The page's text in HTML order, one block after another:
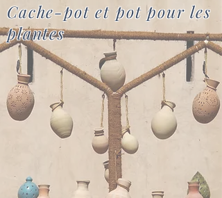
Cache-pot et pot pour les
plantes